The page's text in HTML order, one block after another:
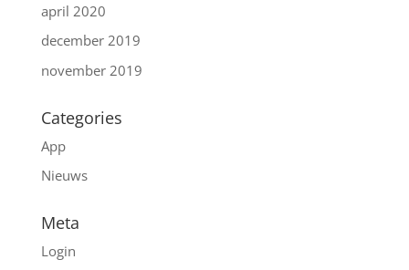
april 2020
december 2019
november 2019
Categories
App
Nieuws
Meta
Login